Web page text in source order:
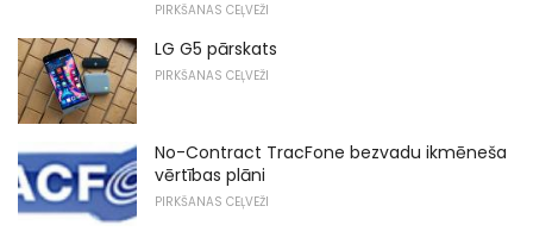
PIRKŠANAS CEĻVEŽI
LG G5 pārskats
PIRKŠANAS CEĻVEŽI
No-Contract TracFone bezvadu ikmēneša
vērtības plāni
PIRKŠANAS CEĻVEŽI